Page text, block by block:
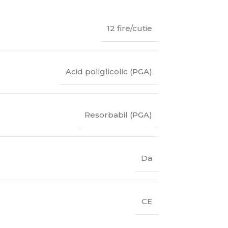
12 fire/cutie
Acid poliglicolic (PGA)
Resorbabil (PGA)
Da
CE